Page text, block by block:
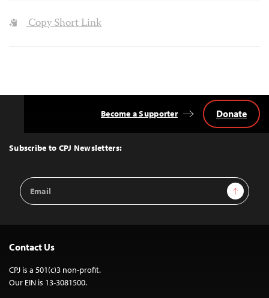
Copy Short Link
Top
Subscribe to CPJ Newsletters:
Email
Address
Sign Up
Become a Supporter Donate
Contact Us
CPJ is a 501(c)3 non-profit.
Our EIN is 13-3081500.